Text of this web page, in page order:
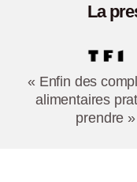
La
« Enfin des
alimentaires
prendre »